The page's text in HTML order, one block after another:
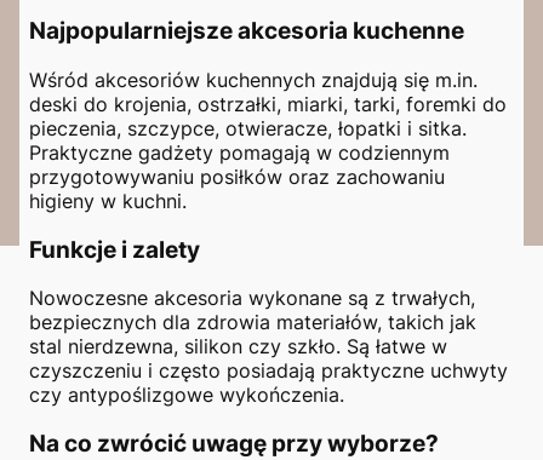
Najpopularniejsze akcesoria kuchenne
Wśród akcesoriów kuchennych znajdują się m.in.
deski do krojenia, ostrzałki, miarki, tarki, foremki do
pieczenia, szczypce, otwieracze, łopatki i sitka.
Praktyczne gadżety pomagają w codziennym
przygotowywaniu posiłków oraz zachowaniu
higieny w kuchni.
Funkcje i zalety
Nowoczesne akcesoria wykonane są z trwałych,
bezpiecznych dla zdrowia materiałów, takich jak
stal nierdzewna, silikon czy szkło. Są łatwe w
czyszczeniu i często posiadają praktyczne uchwyty
czy antypoślizgowe wykończenia.
Na co zwrócić uwagę przy wyborze?